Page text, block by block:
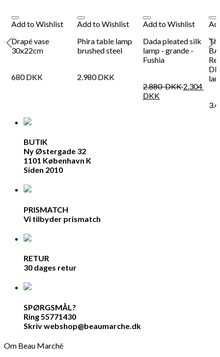
-
Add to Wishlist
Drapé vase
30x22cm
680DKK
Add to Wishlist
Phira table lamp
brushed steel
2.980DKK
Add to Wishlist
Dada pleated silk
lamp - grande -
Fushia
2.880DKK 2.304
DKK
BUTIK
Ny Østergade 32
1101 København K
Siden 2010
PRISMATCH
Vi tilbyder prismatch
RETUR
30 dages retur
SPØRGSMÅL?
Ring 55771430
Skriv webshop@beaumarche.dk
Om Beau Marché